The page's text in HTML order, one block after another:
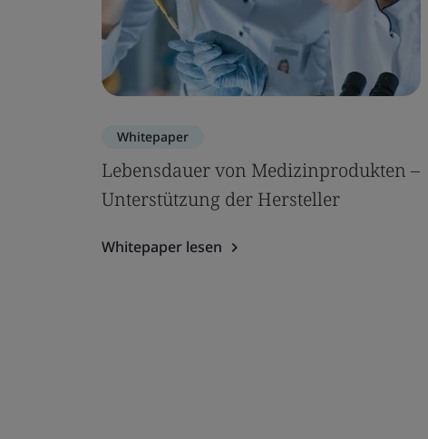
Whitepaper
Lebensdauer von Medizinprodukten –
Unterstützung der Hersteller
Whitepaper lesen